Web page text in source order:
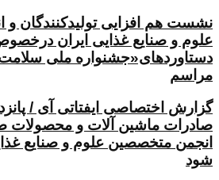
نشست هم افزایی تولیدکنندگان
علوم و صنایع غذایی ایران
دستاوردهای«جشنواره ملی سلامت
مراسم
گزارش اختصاصی ایفتاتی آی /
صادرات ماشین آلات و محصولات
انجمن متخصصین علوم و صنایع
شود